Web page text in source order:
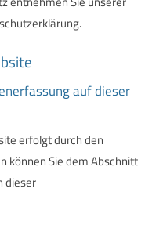
auf dieser
erfolgt durch den
können Sie dem Abschnitt
dieser